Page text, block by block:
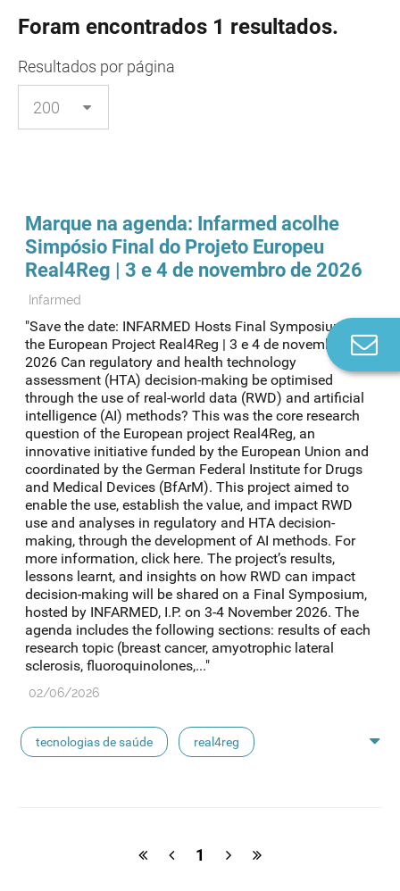
Foram encontrados 1 resultados.
Resultados por página
Marque na agenda: Infarmed acolhe
Simpósio Final do Projeto Europeu
Real4Reg | 3 e 4 de novembro de 2026
Infarmed
"Save the date: INFARMED Hosts Final Symposium of
the European Project Real4Reg | 3 e 4 de novembro de
2026 Can regulatory and health technology
assessment (HTA) decision-making be optimised
through the use of real-world data (RWD) and artificial
intelligence (AI) methods? This was the core research
question of the European project Real4Reg, an
innovative initiative funded by the European Union and
coordinated by the German Federal Institute for Drugs
and Medical Devices (BfArM). This project aimed to
enable the use, establish the value, and impact RWD
use and analyses in regulatory and HTA decision-
making, through the development of AI methods. For
more information, click here. The project’s results,
lessons learnt, and insights on how RWD can impact
decision-making will be shared on a Final Symposium,
hosted by INFARMED, I.P. on 3-4 November 2026. The
agenda includes the following sections: results of each
research topic (breast cancer, amyotrophic lateral
sclerosis, fluoroquinolones,..."
02/06/2026
tecnologias de saúde real4reg
1